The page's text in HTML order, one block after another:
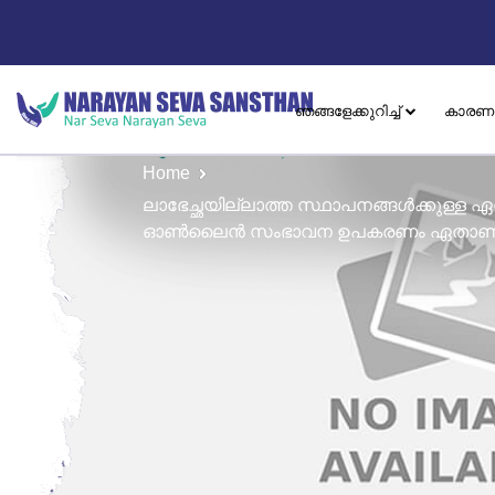
ഞങ്ങളേക്കുറിച്ച്
Home
ലാഭേച്ഛയില്ലാത്ത സ്ഥാപനങ്ങൾക്കുള്ള
ഓൺലൈൻ സംഭാവന ഉപകരണം